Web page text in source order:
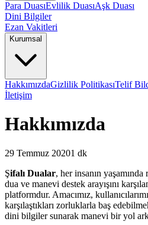
Para DuasıEvlilik DuasıAşk Duası
Dini Bilgiler
Ezan Vakitleri
Kurumsal
HakkımızdaGizlilik PolitikasıTelif
İletişim
Hakkımızda
29 Temmuz 20201 dk
Şifalı Dualar, her insanın
dua ve manevi destek arayışını
platformdur. Amacımız,
karşılaştıkları zorluklarla baş
dini bilgiler sunarak manevi bir yol